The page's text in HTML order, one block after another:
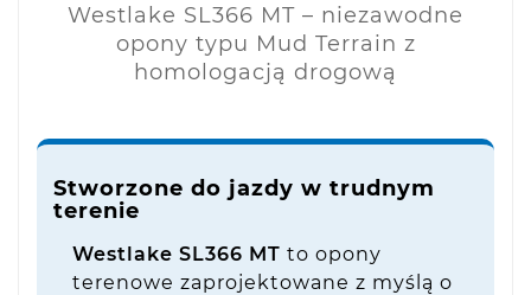
Westlake SL366 MT – niezawodne
opony typu Mud Terrain z
homologacją drogową
Stworzone do jazdy w trudnym
terenie
Westlake SL366 MT to opony
terenowe zaprojektowane z myślą o